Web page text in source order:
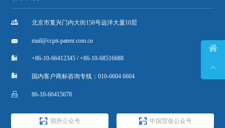
 北京市复兴门内大街158号远洋大厦10层
 mail@ccpit-patent.com.cn
 +86-10-66412345 / +86-10-68516688
 国内客户商标咨询专线：010-6604 6604
 86-10-66415678
 我所公众号  中国贸促公众号

